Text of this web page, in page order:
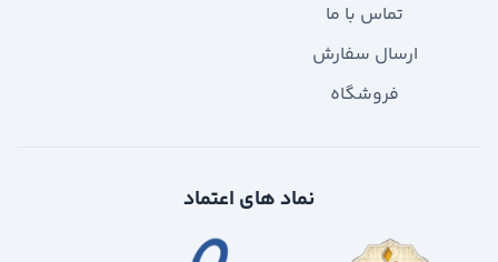
تماس با ما
ارسال سفارش
فروشگاه
نماد های اعتماد